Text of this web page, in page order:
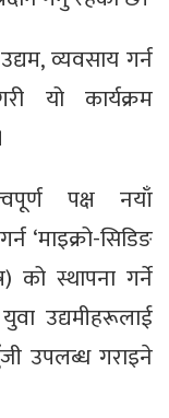
व्यवसाय गर्न
यो कार्यक्रम
पक्ष नयाँ
‘माइक्रो-सिडिङ
को स्थापना गर्ने
उद्यमीहरूलाई
उपलब्ध गराइने